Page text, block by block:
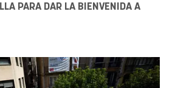
PARA DAR LA BIENVENIDA A